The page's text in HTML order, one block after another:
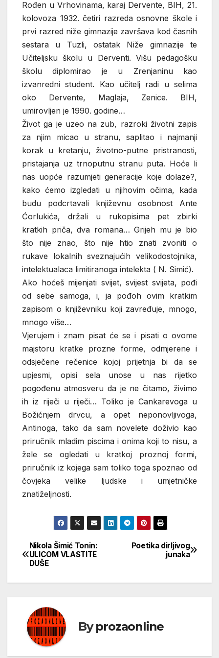
Rođen u Vrhovinama, karaj Dervente, BIH, 21.
kolovoza 1932. četiri razreda osnovne škole i
prvi razred niže gimnazije završava kod časnih
sestara u Tuzli, ostatak Niže gimnazije te
Učiteljsku školu u Derventi. Višu pedagošku
školu diplomirao je u Zrenjaninu kao
izvanredni student. Kao učitelj radi u selima
oko Dervente, Maglaja, Zenice. BIH,
umirovljen je 1990. godine…
Život ga je uzeo na zub, razroki životni zapis
za njim micao u stranu, saplitao i najmanji
korak u kretanju, životno-putne pristranosti,
pristajanja uz trnoputnu stranu puta. Hoće li
nas uopće razumjeti generacije koje dolaze?,
kako ćemo izgledati u njihovim očima, kada
budu podcrtavali književnu osobnost Ante
Ćorlukića, držali u rukopisima pet zbirki
kratkih priča, dva romana… Grijeh mu je bio
što nije znao, što nije htio znati zvoniti o
rukave lokalnih sveznajućih velikodostojnika,
intelektualaca limitiranoga intelekta ( N. Simić).
Ako hoćeš mijenjati svijet, svijest svijeta, pođi
od sebe samoga, i, ja pođoh ovim kratkim
zapisom o književniku koji zavređuje, mnogo,
mnogo više…
Vjerujem i znam pisat će se i pisati o ovome
majstoru kratke prozne forme, odmjerene i
odsječene rečenice kojoj prijetnja bi da se
upjesmi, opisi sela unose u nas rijetko
pogođenu atmosveru da je ne čitamo, živimo
ih iz riječi u riječi… Toliko je Cankarevoga u
Božićnjem drvcu, a opet neponovljivoga,
Antinoga, tako da sam novelete doživio kao
priručnik mladim piscima i onima koji to nisu, a
žele se ogledati u kratkoj proznoj formi,
priručnik iz kojega sam toliko toga spoznao od
čovjeka velike ljudske i umjetničke
znatiželjnosti.
Кретање
чланка
Poetika dirljivog
junaka
Nikola Šimić Tonin:
ULICOM VLASTITE
DUŠE
Byprozaonline